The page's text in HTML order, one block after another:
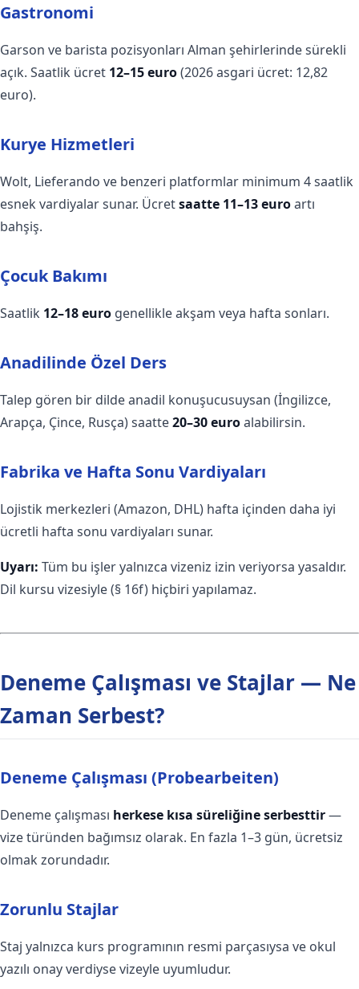
Gastronomi
Garson ve barista pozisyonları Alman şehirlerinde sürekli
açık. Saatlik ücret 12–15 euro(2026 asgari ücret: 12,82
euro).
Kurye Hizmetleri
Wolt, Lieferando ve benzeri platformlar minimum 4 saatlik
esnek vardiyalar sunar. Ücretsaatte 11–13 euroartı
bahşiş.
Çocuk Bakımı
Saatlik 12–18 euro genellikle akşam veya hafta sonları.
Anadilinde Özel Ders
Talep gören bir dilde anadil konuşucusuysan (İngilizce,
Arapça, Çince, Rusça) saatte20–30 euroalabilirsin.
Fabrika ve Hafta Sonu Vardiyaları
Lojistik merkezleri (Amazon, DHL) hafta içinden daha iyi
ücretli hafta sonu vardiyaları sunar.
Uyarı: Tüm bu işler yalnızca vizeniz izin veriyorsa yasaldır.
Dil kursu vizesiyle (§ 16f) hiçbiri yapılamaz.
Deneme Çalışması ve Stajlar — Ne
Zaman Serbest?
Deneme Çalışması (Probearbeiten)
Deneme çalışması herkese kısa süreliğine serbesttir—
vize türünden bağımsız olarak. En fazla 1–3 gün, ücretsiz
olmak zorundadır.
Zorunlu Stajlar
Staj yalnızca kurs programının resmi parçasıysa ve okul
yazılı onay verdiyse vizeyle uyumludur.